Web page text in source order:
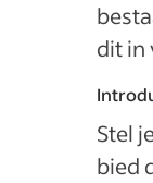
dit in
Stel
bied